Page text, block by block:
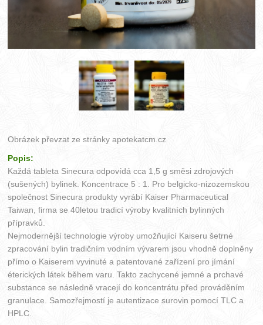
Obrázek převzat ze stránkyapotekatcm.cz
Popis:
Každá tableta Sinecura odpovídá cca 1,5 g směsi zdrojových
(sušených) bylinek. Koncentrace 5 : 1. Pro belgicko-nizozemskou
společnost Sinecura produkty vyrábí Kaiser Pharmaceutical
Taiwan, firma se 40letou tradicí výroby kvalitních bylinných
přípravků.
Nejmodernější technologie výroby umožňující Kaiseru šetrné
zpracování bylin tradičním vodním vývarem jsou vhodně doplněny
přímo o Kaiserem vyvinuté a patentované zařízení pro jímání
éterických látek během varu. Takto zachycené jemné a prchavé
substance se následně vracejí do koncentrátu před prováděním
granulace. Samozřejmostí je autentizace surovin pomocí TLC a
HPLC.